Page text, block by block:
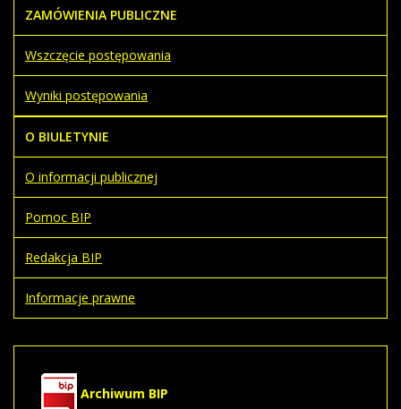
ZAMÓWIENIA PUBLICZNE
Wszczęcie postępowania
Wyniki postępowania
O BIULETYNIE
O informacji publicznej
Pomoc BIP
Redakcja BIP
Informacje prawne
Archiwum BIP